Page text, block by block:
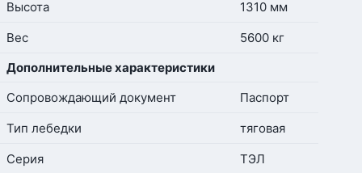
Высота
1310 мм
Вес
5600 кг
Дополнительные характеристики
Сопровождающий документ
Паспорт
Тип лебедки
тяговая
Серия
ТЭЛ